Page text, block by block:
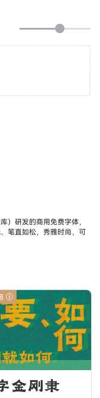
）研发的商用免费字体，
笔直如松，秀雅时尚，可
金刚隶